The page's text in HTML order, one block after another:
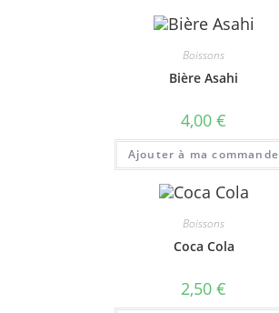
Boissons
Bière Asahi
4,00 €
Ajouter à ma commande
Boissons
Coca Cola
2,50 €